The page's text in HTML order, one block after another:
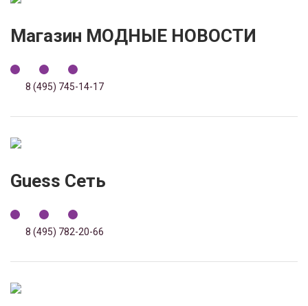
Магазин МОДНЫЕ НОВОСТИ
8 (495) 745-14-17
Guess Сеть
8 (495) 782-20-66